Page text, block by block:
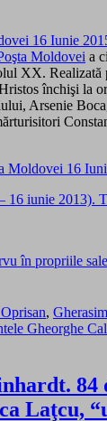
Moldovei a
XX. Realizată
închişi
Arsenie
16 iunie 2013).
în propriile
,
Gheorghe
Laţcu,